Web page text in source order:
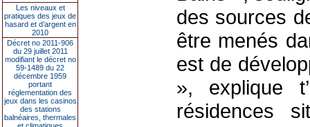
Les niveaux et
pratiques des jeux de
hasard et d’argent en
2010
Décret no 2011-906
du 29 juillet 2011
modifiant le décret no
59-1489 du 22
décembre 1959
portant
réglementation des
jeux dans les casinos
des stations
balnéaires, thermales
des sources
être menés
est de
», explique
résidences